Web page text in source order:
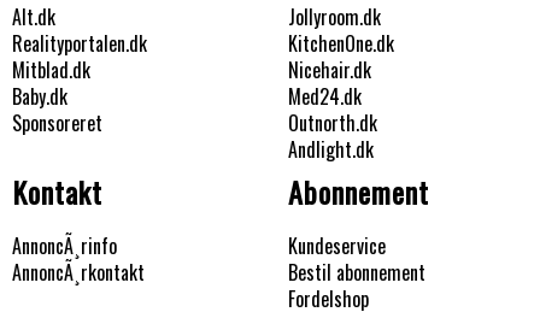
Alt.dk
Realityportalen.dk
Mitblad.dk
Baby.dk
Sponsoreret
Jollyroom.dk
KitchenOne.dk
Nicehair.dk
Med24.dk
Outnorth.dk
Andlight.dk
Kontakt
AnnoncÃ¸rinfo
AnnoncÃ¸rkontakt
Abonnement
Kundeservice
Bestil abonnement
Fordelshop